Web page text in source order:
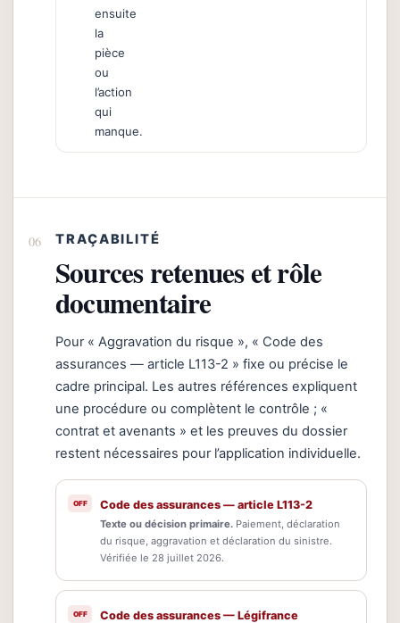
ensuite
la
pièce
ou
l’action
qui
manque.
TRAÇABILITÉ
Sources retenues et rôle
documentaire
Pour « Aggravation du risque », « Code des
assurances — article L113-2 » fixe ou précise le
cadre principal. Les autres références expliquent
une procédure ou complètent le contrôle ; «
contrat et avenants » et les preuves du dossier
restent nécessaires pour l’application individuelle.
Code des assurances — article L113-2
Texte ou décision primaire. Paiement, déclaration
du risque, aggravation et déclaration du sinistre.
Vérifiée le 28 juillet 2026.
Code des assurances — Légifrance